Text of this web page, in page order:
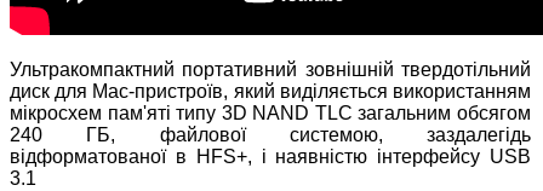
Ультракомпактний портативний зовнішній твердотільний
диск для Mac-пристроїв, який виділяється використанням
мікросхем пам'яті типу 3D NAND TLC загальним обсягом
240 ГБ, файлової системою, заздалегідь
відформатованої в HFS+, і наявністю інтерфейсу USB
3.1